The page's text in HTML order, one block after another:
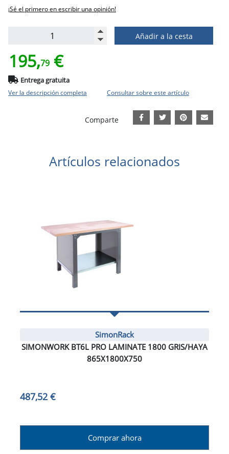
¡Sé el primero en escribir una opinión!
Añadir a la cesta
195,79 €
Entrega gratuita
Ver la descripción completa Consultar sobre este artículo
Comparte
Artículos relacionados
SimonRack
SIMONWORK BT6L PRO LAMINATE 1800 GRIS/HAYA
865X1800X750
487,52 €
Comprar ahora